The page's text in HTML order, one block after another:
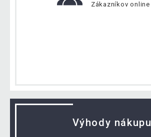
Zákazníkov online
Výhody nákupu